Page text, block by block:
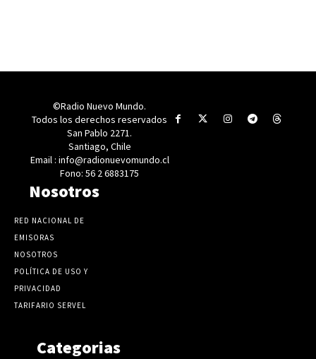
©Radio Nuevo Mundo.
Todos los derechos reservados
San Pablo 2271.
Santiago, Chile
Email : info@radionuevomundo.cl
Fono: 56 2 6883175
Nosotros
RED NACIONAL DE
EMISORAS
NOSOTROS
POLÍTICA DE USO Y
PRIVACIDAD
TARIFARIO SERVEL
Categorias